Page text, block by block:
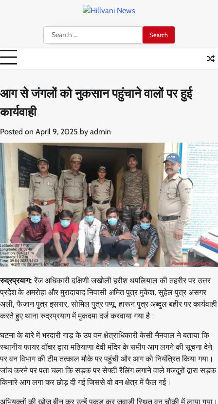
Search
for:
आग से जंगलों को नुकसान पहुंचाने वालों पर हुई
कार्यवाही
Posted on April 9, 2025 by admin
रुद्रप्रयाग:रेंज अधिकारी दक्षिणी जखोली हरीश थपलियाल की तहरीर पर उत्तर
प्रदेश के अमरोहा और मुरादाबाद निवासी अमित पुत्र मुकेश, सुहेल पुत्र असगर
अली, फैजान पुत्र इसरार, सोमिल पुत्र पप्पू, हारून पुत्र अब्दुल बहीर पर कार्यवाही
करते हुए थाना रुद्रप्रयाग में मुकदमा दर्ज करवाया गया है।
घटना के बारे में भरदारी गाड़ के उप वन क्षेत्राधिकारी केसी नैनवाल ने बताया कि
स्थानीय फायर वाॅचर द्वारा मठियाणा देवी मंदिर के समीप आग लगने की सूचना देने
पर वन विभाग की टीम तत्काल मौके पर पहुंची और आग को नियंत्रित किया गया।
जांच करने पर पता चला कि सड़क पर सेफ्टी रैलिंग लगाने वाले मजदूरों द्वारा सड़क
किनारे आग लगा कर छोड़ दी गई जिससे वो वन क्षेत्र में फैल गई।
अभियुक्तों की खोज बीन कर उन्हें पकड़ कर जवाड़ी स्थित वन चौकी में लाया गया।